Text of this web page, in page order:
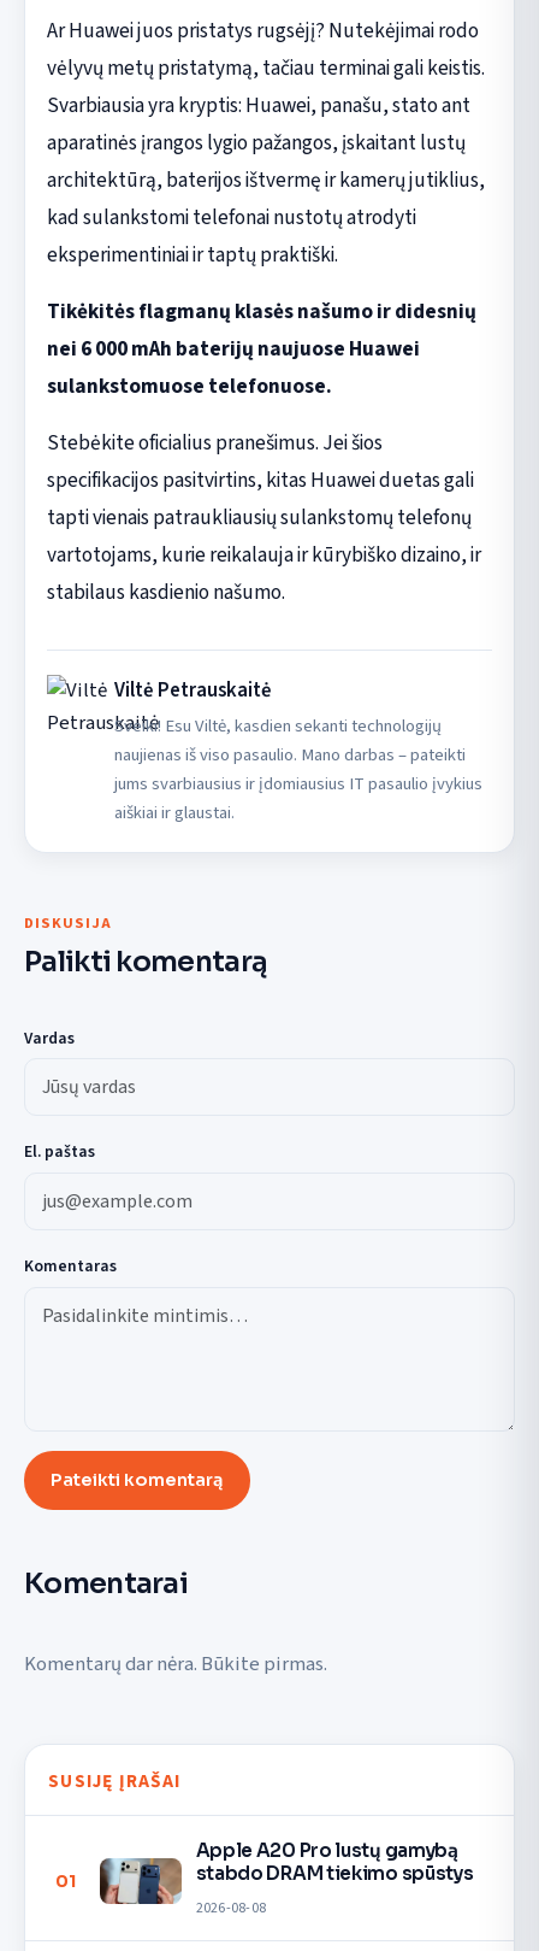
Ar Huawei juos pristatys rugsėjį? Nutekėjimai rodo
vėlyvų metų pristatymą, tačiau terminai gali keistis.
Svarbiausia yra kryptis: Huawei, panašu, stato ant
aparatinės įrangos lygio pažangos, įskaitant lustų
architektūrą, baterijos ištvermę ir kamerų jutiklius,
kad sulankstomi telefonai nustotų atrodyti
eksperimentiniai ir taptų praktiški.
Tikėkitės flagmanų klasės našumo ir didesnių
nei 6 000 mAh baterijų naujuose Huawei
sulankstomuose telefonuose.
Stebėkite oficialius pranešimus. Jei šios
specifikacijos pasitvirtins, kitas Huawei duetas gali
tapti vienais patraukliausių sulankstomų telefonų
vartotojams, kurie reikalauja ir kūrybiško dizaino, ir
stabilaus kasdienio našumo.
Viltė Petrauskaitė
Sveiki! Esu Viltė, kasdien sekanti technologijų
naujienas iš viso pasaulio. Mano darbas – pateikti
jums svarbiausius ir įdomiausius IT pasaulio įvykius
aiškiai ir glaustai.
DISKUSIJA
Palikti komentarą
Vardas
El. paštas
Komentaras
Pateikti komentarą
Komentarai
Komentarų dar nėra. Būkite pirmas.
SUSIJĘ ĮRAŠAI
01
Apple A20 Pro lustų gamybą
stabdo DRAM tiekimo spūstys
2026-08-08